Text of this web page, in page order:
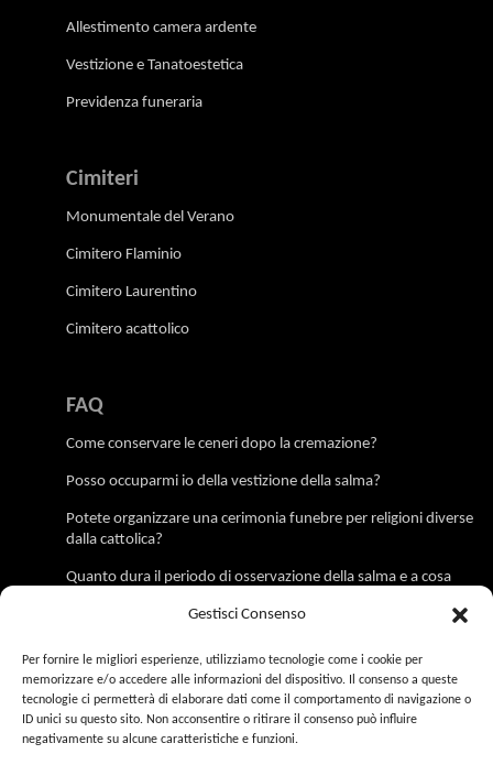
Gestisci Consenso
Per fornire le migliori esperienze, utilizziamo tecnologie come i cookie per
memorizzare e/o accedere alle informazioni del dispositivo. Il consenso a queste
tecnologie ci permetterà di elaborare dati come il comportamento di navigazione o
ID unici su questo sito. Non acconsentire o ritirare il consenso può influire
negativamente su alcune caratteristiche e funzioni.
Allestimento camera ardente
Vestizione e Tanatoestetica
Previdenza funeraria
Cimiteri
Monumentale del Verano
Cimitero Flaminio
Cimitero Laurentino
Cimitero acattolico
FAQ
Come conservare le ceneri dopo la cremazione?
Posso occuparmi io della vestizione della salma?
Potete organizzare una cerimonia funebre per religioni diverse
dalla cattolica?
Quanto dura il periodo di osservazione della salma e a cosa